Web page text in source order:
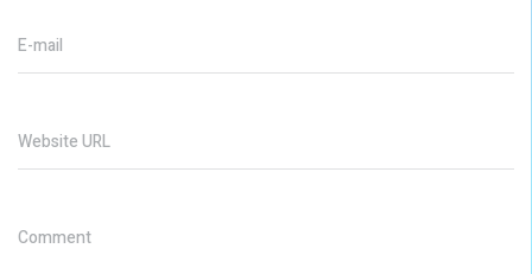
E-mail
Website URL
Comment